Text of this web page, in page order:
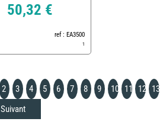
50,32 €
ref : EA3500
1
2 3 4 5 6 7 8 9 10 11 12
13
Suivant